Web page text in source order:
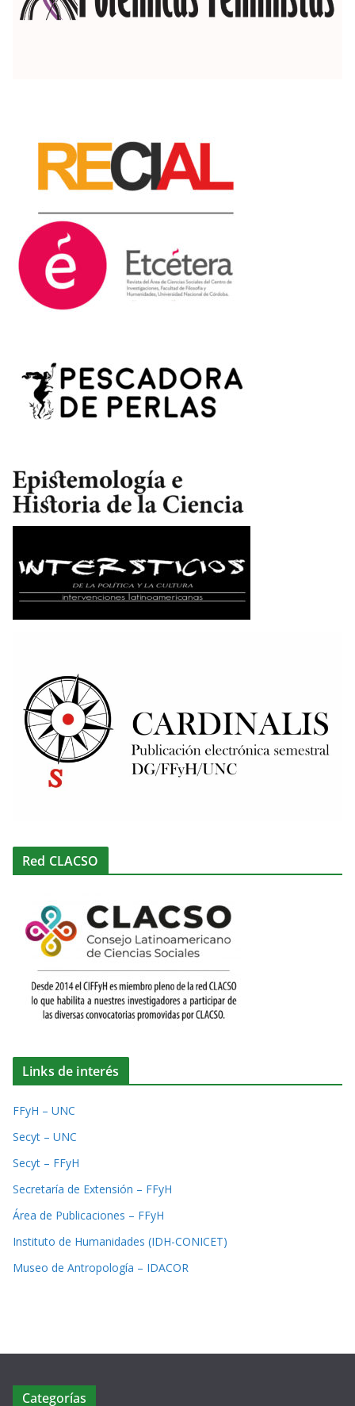
Red CLACSO
Links de interés
FFyH – UNC
Secyt – UNC
Secyt – FFyH
Secretaría de Extensión – FFyH
Área de Publicaciones – FFyH
Instituto de Humanidades (IDH-CONICET)
Museo de Antropología – IDACOR
Categorías